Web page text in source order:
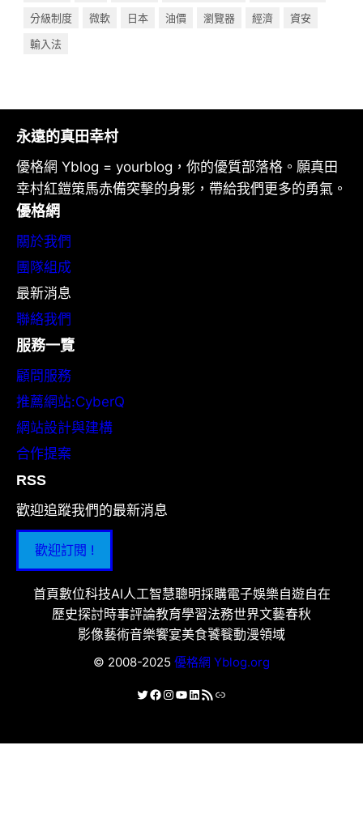
分級制度
微軟 日本 油價 瀏覽器 經濟
資安
輸入法
永遠的真田幸村
優格網 Yblog = yourblog，你的優質部落格。願真田
幸村紅鎧策馬赤備突擊的身影，帶給我們更多的勇氣。
優格網
關於我們
團隊組成
最新消息
聯絡我們
服務一覽
顧問服務
推薦網站:CyberQ
網站設計與建構
合作提案
RSS
歡迎追蹤我們的最新消息
歡迎訂閱 !
首頁數位科技AI人工智慧聰明採購電子娛樂自遊自在
歷史探討時事評論教育學習法務世界文藝春秋
影像藝術音樂饗宴美食饕餮動漫領域
© 2008-2025 優格網 Yblog.org
X Facebook
Instagram
YouTube
LinkedIn
RSS 資訊提供連結